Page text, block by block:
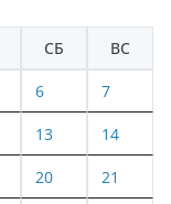
СБ ВС
6 7
13 14
20 21